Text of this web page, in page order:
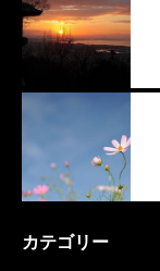
カテゴリー